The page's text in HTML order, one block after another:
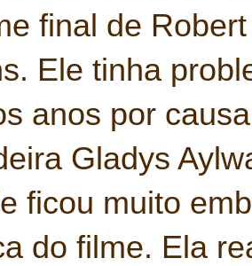
final de
Ele tinha
anos por
Gladys
ficou muito
do filme. Ela